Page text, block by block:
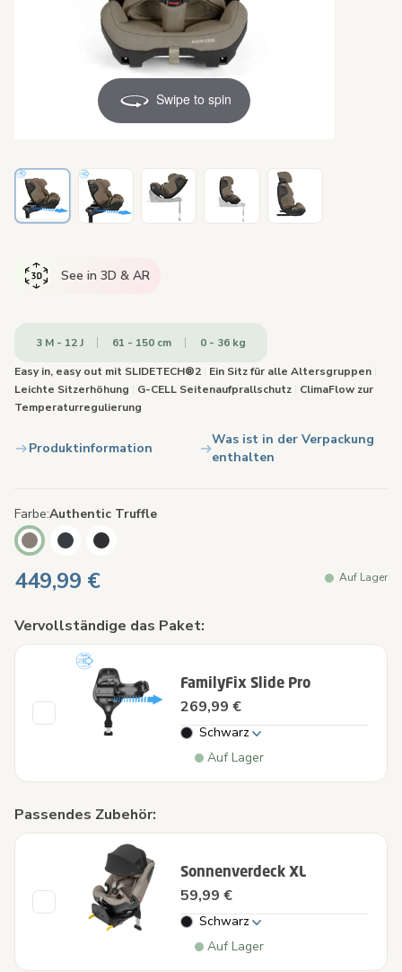
See in 3D & AR
Swipe to spin
3 M - 12 J 61 - 150 cm
0 - 36 kg
Easy in, easy out mit SLIDETECH®2
Ein Sitz für alle Altersgruppen
Leichte Sitzerhöhung
G-CELL Seitenaufprallschutz
ClimaFlow zur
Temperaturregulierung
Produktinformation
Was ist in der Verpackung
enthalten
Farbe Authentic Truffle
449,99 € Auf Lager
Vervollständige das Paket:
FamilyFix Slide Pro
269,99 €
Schwarz
Auf Lager
Passendes Zubehör:
Sonnenverdeck XL
59,99 €
Schwarz
Auf Lager